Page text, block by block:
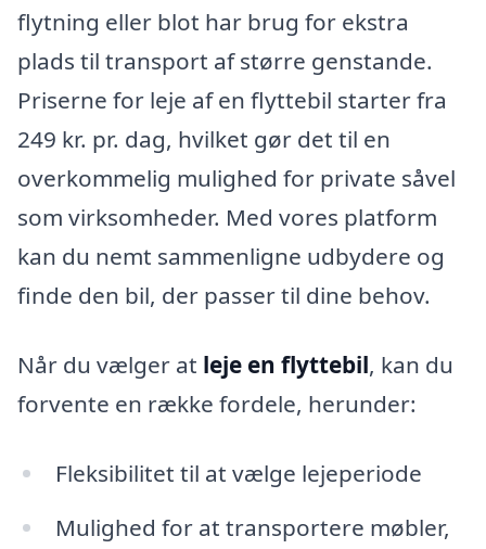
flytning eller blot har brug for ekstra
plads til transport af større genstande.
Priserne for leje af en flyttebil starter fra
249 kr. pr. dag, hvilket gør det til en
overkommelig mulighed for private såvel
som virksomheder. Med vores platform
kan du nemt sammenligne udbydere og
finde den bil, der passer til dine behov.
Når du vælger at leje en flyttebil, kan du
forvente en række fordele, herunder:
Fleksibilitet til at vælge lejeperiode
Mulighed for at transportere møbler,